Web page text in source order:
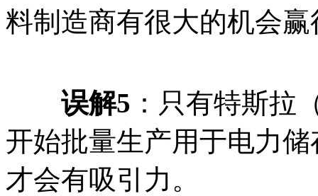
料制造商有很大的机会
误解5 ：只有特斯拉
开始批量生产用于电力
才会有吸引力。